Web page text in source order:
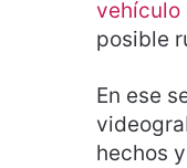
vehículo
posible
En ese
hechos